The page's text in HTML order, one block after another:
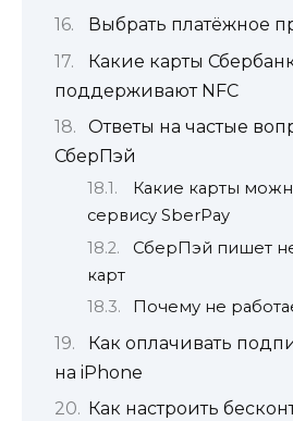
Выбрать платёжное
Какие карты
поддерживают NFC
Ответы на частые
СберПэй
Какие карты
сервису SberPay
СберПэй пишет
карт
Почему не
Как оплачивать
на iPhone
Как настроить